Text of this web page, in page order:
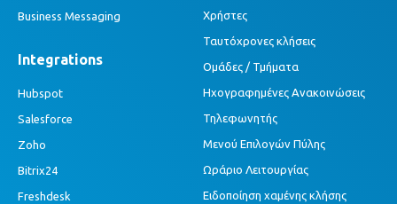
Business Messaging
Integrations
Hubspot
Salesforce
Zoho
Bitrix24
Freshdesk
Χρήστες
Ταυτόχρονες κλήσεις
Ομάδες / Τμήματα
Ηχογραφημένες Ανακοινώσεις
Τηλεφωνητής
Μενού Επιλογών Πύλης
Ωράριο Λειτουργίας
Ειδοποίηση χαμένης κλήσης